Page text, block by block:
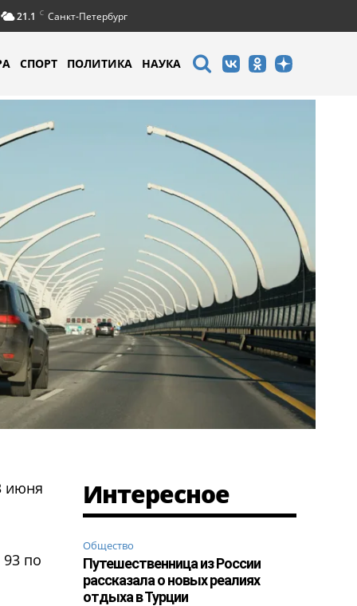
21.1 C Санкт-Петербург
СПОРТ ПОЛИТИКА НАУКА
июня
по
Интересное
Общество
Путешественница из России
рассказала о новых реалиях
отдыха в Турции